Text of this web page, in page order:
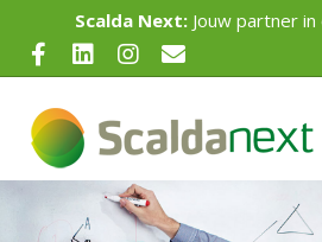
Scalda Next: Jouw partner
Facebook
LinkedinInstagram
Email